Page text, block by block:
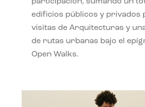
edificios públicos y privados
visitas de Arquitecturas y
de rutas urbanas bajo el
Open Walks.